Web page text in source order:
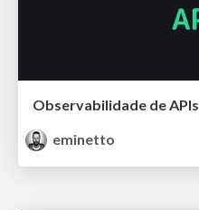
Observabilidade de APIs
eminetto